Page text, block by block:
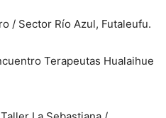
/ Sector Río Azul, Futaleufu.
Terapeutas Hualaihue